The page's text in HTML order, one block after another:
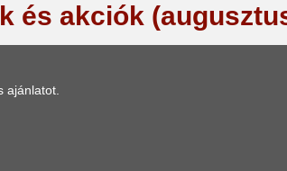
és akciók
ajánlatot.